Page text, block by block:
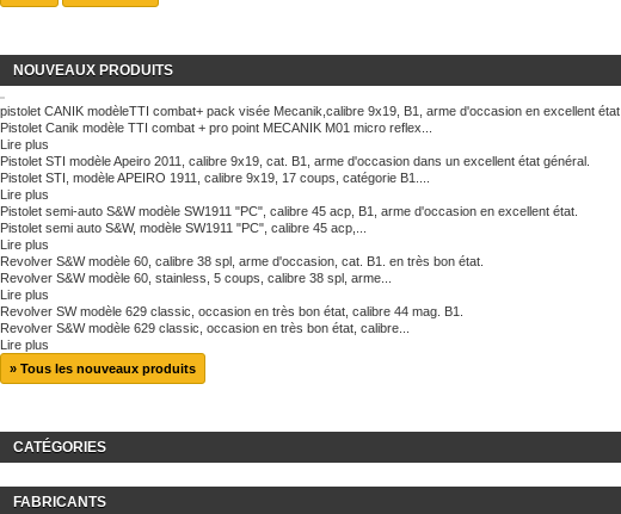
NOUVEAUX PRODUITS
pistolet CANIK modèleTTI combat+ pack visée Mecanik,calibre 9x19, B1, arme d'occasion en excellent état
Pistolet Canik modèle TTI combat + pro point MECANIK M01 micro reflex...
Lire plus
Pistolet STI modèle Apeiro 2011, calibre 9x19, cat. B1, arme d'occasion dans un excellent état général.
Pistolet STI, modèle APEIRO 1911, calibre 9x19, 17 coups, catégorie B1....
Lire plus
Pistolet semi-auto S&W modèle SW1911 "PC", calibre 45 acp, B1, arme d'occasion en excellent état.
Pistolet semi auto S&W, modèle SW1911 "PC", calibre 45 acp,...
Lire plus
Revolver S&W modèle 60, calibre 38 spl, arme d'occasion, cat. B1. en très bon état.
Revolver S&W modèle 60, stainless, 5 coups, calibre 38 spl, arme...
Lire plus
Revolver SW modèle 629 classic, occasion en très bon état, calibre 44 mag. B1.
Revolver S&W modèle 629 classic, occasion en très bon état, calibre...
Lire plus
» Tous les nouveaux produits
CATÉGORIES
FABRICANTS